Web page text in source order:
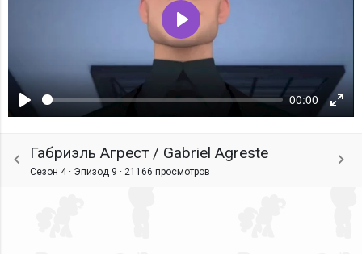
Воспроизвести
00:00
Воспроизвести
Габриэль Агрест / Gabriel Agreste
Сезон 4 · Эпизод 9 · 21166 просмотров